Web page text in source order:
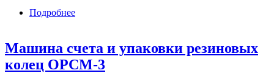
Подробнее
Машина счета и упаковки резиновых
колец OPCM-3